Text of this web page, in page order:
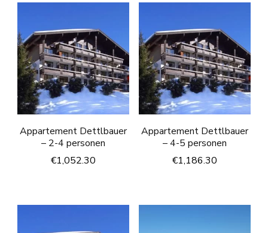
Appartement Dettlbauer
– 2-4 personen
€1,052.30
Appartement Dettlbauer
– 4-5 personen
€1,186.30